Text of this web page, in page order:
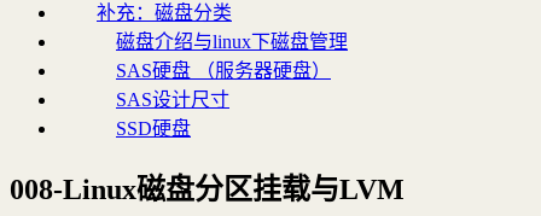
补充：磁盘分类
磁盘介绍与linux下磁盘管理
SAS硬盘 （服务器硬盘）
SAS设计尺寸
SSD硬盘
008-Linux磁盘分区挂载与LVM